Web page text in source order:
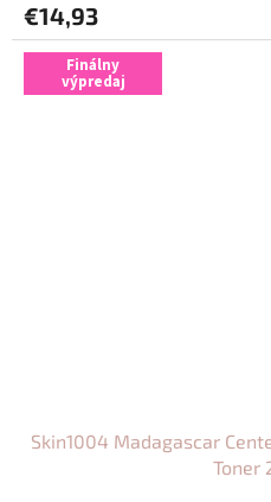
€14,93
Finálny
výpredaj
Skin1004 Madagascar
Toner